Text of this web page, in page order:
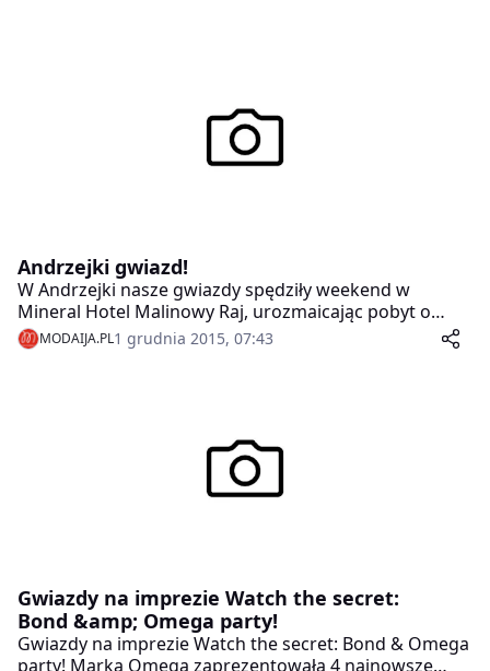
Andrzejki gwiazd!
W Andrzejki nasze gwiazdy spędziły weekend w
Mineral Hotel Malinowy Raj, urozmaicając pobyt o
atrakcje dla duszy (nie wykluczając ciała, bo tańce były
do białego rana), a mianowicie o wokalny popis Lidii
MODAIJA.PL1 grudnia 2015, 07:43
Gwiazdy na imprezie Watch the secret:
Bond &amp; Omega party!
Gwiazdy na imprezie Watch the secret: Bond & Omega
party! Marka Omega zaprezentowała 4 najnowsze